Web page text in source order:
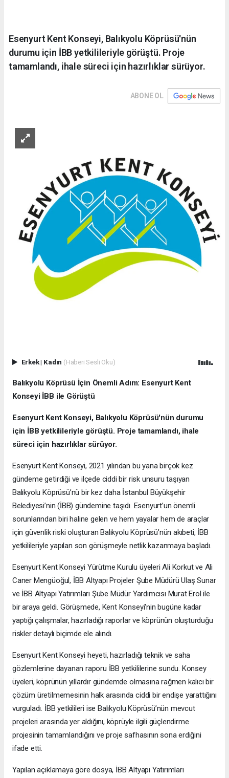
Esenyurt Kent Konseyi, Balıkyolu Köprüsü'nün
durumu için İBB yetkilileriyle görüştü. Proje
tamamlandı, ihale süreci için hazırlıklar sürüyor.
ABONE OL
Erkek| Kadın (Haberi Sesli Oku)
Balıkyolu Köprüsü İçin Önemli Adım: Esenyurt Kent
Konseyi İBB ile Görüştü
Esenyurt Kent Konseyi, Balıkyolu Köprüsü'nün durumu
için İBB yetkilileriyle görüştü. Proje tamamlandı, ihale
süreci için hazırlıklar sürüyor.
Esenyurt Kent Konseyi, 2021 yılından bu yana birçok kez
gündeme getirdiği ve ilçede ciddi bir risk unsuru taşıyan
Balıkyolu Köprüsü’nü bir kez daha İstanbul Büyükşehir
Belediyesi’nin (İBB) gündemine taşıdı. Esenyurt’un önemli
sorunlarından biri haline gelen ve hem yayalar hem de araçlar
için güvenlik riski oluşturan Balıkyolu Köprüsü’nün akıbeti, İBB
yetkilileriyle yapılan son görüşmeyle netlik kazanmaya başladı.
Esenyurt Kent Konseyi Yürütme Kurulu üyeleri Ali Korkut ve Ali
Caner Mengüoğul, İBB Altyapı Projeler Şube Müdürü Ulaş Sunar
ve İBB Altyapı Yatırımları Şube Müdür Yardımcısı Murat Erol ile
bir araya geldi. Görüşmede, Kent Konseyi'nin bugüne kadar
yaptığı çalışmalar, hazırladığı raporlar ve köprünün oluşturduğu
riskler detaylı biçimde ele alındı.
Esenyurt Kent Konseyi heyeti, hazırladığı teknik ve saha
gözlemlerine dayanan raporu İBB yetkililerine sundu. Konsey
üyeleri, köprünün yıllardır gündemde olmasına rağmen kalıcı bir
çözüm üretilmemesinin halk arasında ciddi bir endişe yarattığını
vurguladı. İBB yetkilileri ise Balıkyolu Köprüsü’nün mevcut
projeleri arasında yer aldığını, köprüyle ilgili güçlendirme
projesinin tamamlandığını ve proje safhasının sona erdiğini
ifade etti.
Yapılan açıklamaya göre dosya, İBB Altyapı Yatırımları